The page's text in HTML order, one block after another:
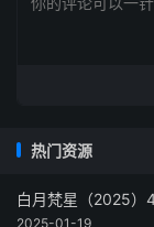
热门资源
白月梵星（2025）
2025-01-19